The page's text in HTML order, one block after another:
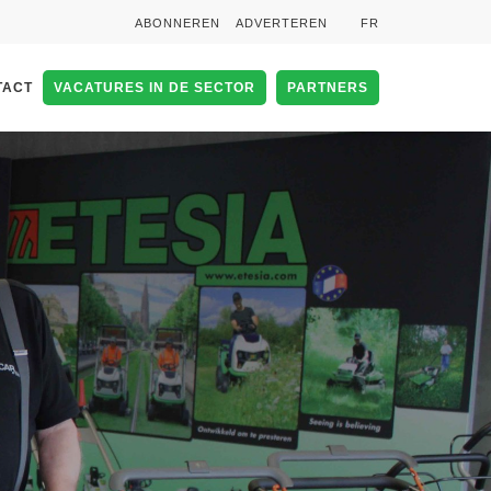
ABONNEREN ADVERTEREN FR
VACATURES IN DE SECTOR PARTNERS